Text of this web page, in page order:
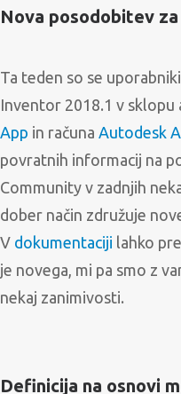
PODPORA
O PODJETJU
KONTAKTI
01 530 11 00
Nova posodobitev
Ta teden so se
Inventor 2018.1 v sklopu
App in računa Autodesk
povratnih informacij na
Community v zadnjih
dober način združuje
V dokumentaciji lahko
je novega, mi pa smo z
nekaj zanimivosti.
Definicija na osnovi